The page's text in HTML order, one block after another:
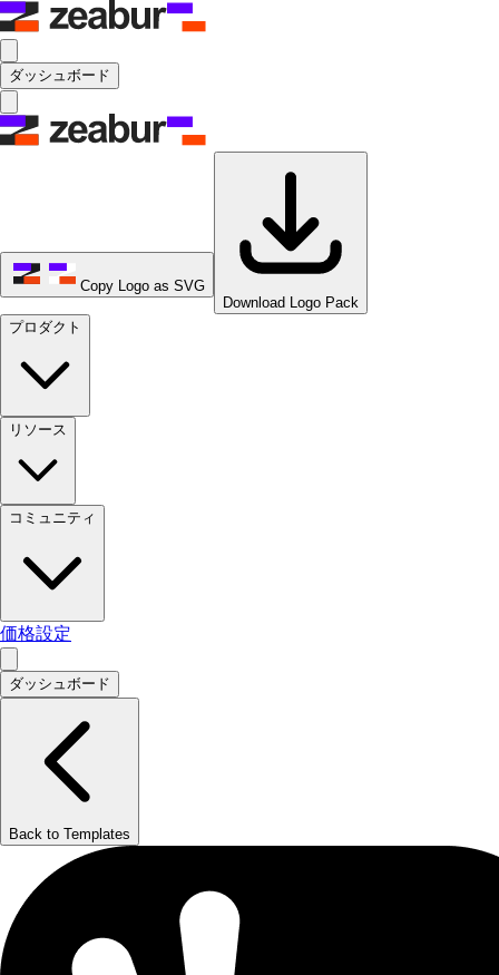
ダッシュボード
Copy Logo as SVG
Download Logo Pack
プロダクト
リソース
コミュニティ
価格設定
ダッシュボード
Back to Templates